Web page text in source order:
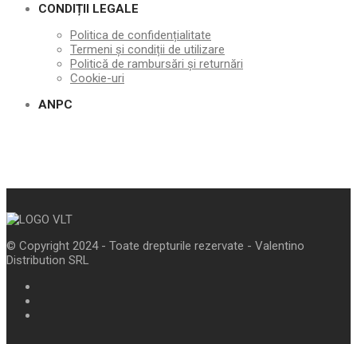
CONDIȚII LEGALE
Politica de confidențialitate
Termeni și condiții de utilizare
Politică de rambursări și returnări
Cookie-uri
ANPC
© Copyright 2024 - Toate drepturile rezervate - Valentino
Distribution SRL